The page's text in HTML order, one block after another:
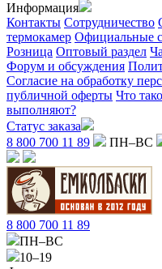
Информация
Контакты Сотрудничество
термокамер Официальные
Розница Оптовый раздел
Форум и обсуждения
Согласие на обработку
публичной оферты Что
выполняют?
Статус заказа
8 800 700 11 89
ПН–ВС
8 800 700 11 89
ПН–ВС
10–19